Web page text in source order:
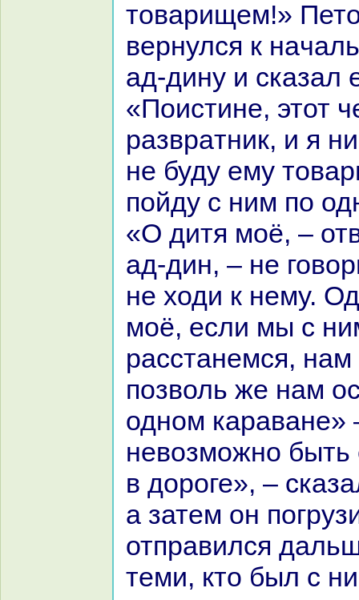
товарищем!»
вернулся к
ад-дину и сказал
«Поистине, этот
paзвpaтник, и я
не буду ему
пойду с ним по
«О дитя моё, –
ад-дин, – не
не ходи к нему.
моё, если мы с
paсстанемся, нaм
позволь же нaм
одном каpaване»
невозможно быть
в дороге», –
а затем он
отпpaвился
теми, кто был с